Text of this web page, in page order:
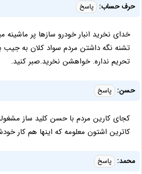
حرف حساب: پاسخ
خدای نخرید انبار خودرو سازها پر ماشینه
تشنه نگه داشتن مردم سواد کلان به
تحریم نداره. خواهشن نخرید.صبر کنید.
حسن: پاسخ
کجای کارین مردم با حسن کلید ساز
کاترین اشتون معلومه که اینها هم کار
محمد: پاسخ